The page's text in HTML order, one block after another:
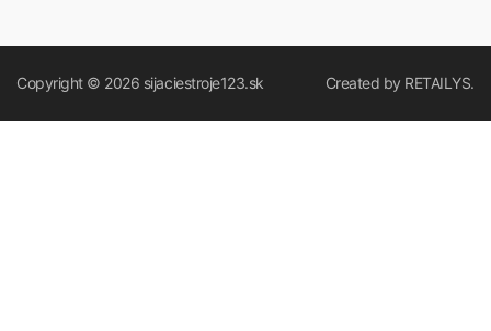
Copyright © 2026 sijaciestroje123.sk Created by RETAILYS.